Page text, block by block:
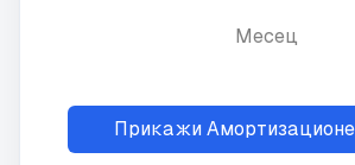
Месец
Прикажи